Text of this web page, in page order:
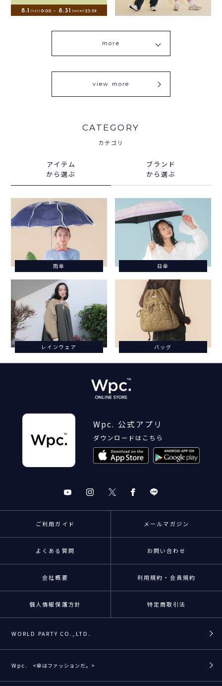
more
view more
CATEGORY
カテゴリ
アイテム
から選ぶ
ブランド
から選ぶ
雨傘 日傘
レインウェア バッグ
Wpc. 公式アプリ
ダウンロードはこちら
ご利用ガイド メールマガジン
よくある質問 お問い合わせ
会社概要 利用規約・会員規約
個人情報保護方針 特定商取引法
WORLD PARTY CO.,LTD.
Wpc. <傘はファッションだ。>